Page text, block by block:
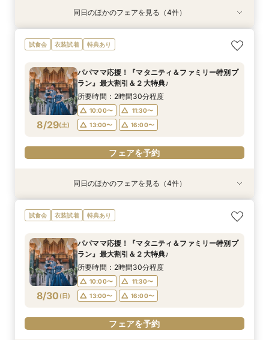
衣装試着 特典あり
8/28(金)
【ドレス重視オススメ◎】人気ドレス２５万円
OFF*来館特典×無料試食付
10:00〜
11:30〜
13:00〜
16:00〜
フェアを予約
特典あり
8/28(金)
【少人数婚応援】来館でヘアコスメ＆1万円ギフ
トGET！特典・試食フェア
10:00〜
11:30〜
13:00〜
16:00〜
フェアを予約
衣装試着 特典あり
8/28(金)
卒花オススメ◎英国伝統の大聖堂チャペル*最大
150万円割引×来館特典ギフト券１万円
10:00〜
11:30〜
13:00〜
16:00〜
フェアを予約
衣装試着 特典あり
8/28(金)
【ペット婚人気NO.1】愛犬と誓うリングドッグ演
出×豪華試食フェア*最大15大特典付き
10:00〜
11:30〜
13:00〜
16:00〜
フェアを予約
同日のほかのフェアを見る（4件）
試食会 衣装試着 特典あり
8/29(土)
パパママ応援！『マタニティ＆ファミリー特別プ
ラン』最大割引＆２大特典♪
所要時間：2時間30分程度
10:00〜
11:30〜
13:00〜
16:00〜
フェアを予約
衣装試着 特典あり
8/29(土)
【ドレス重視オススメ◎】人気ドレス２５万円
OFF*来館特典×無料試食付
10:00〜
11:30〜
13:00〜
16:00〜
フェアを予約
特典あり
8/29(土)
【少人数婚応援】来館でヘアコスメ＆1万円ギフ
トGET！特典・試食フェア
10:00〜
11:30〜
13:00〜
16:00〜
フェアを予約
衣装試着 特典あり
8/29(土)
卒花オススメ◎英国伝統の大聖堂チャペル*最大
150万円割引×来館特典ギフト券１万円
10:00〜
11:30〜
13:00〜
16:00〜
フェアを予約
衣装試着 特典あり
8/29(土)
【ペット婚人気NO.1】愛犬と誓うリングドッグ演
出×豪華試食フェア*最大15大特典付き
10:00〜
11:30〜
13:00〜
16:00〜
フェアを予約
同日のほかのフェアを見る（4件）
試食会 衣装試着 特典あり
8/30 (日)
パパママ応援！『マタニティ＆ファミリー特別プ
ラン』最大割引＆２大特典♪
所要時間：2時間30分程度
10:00〜
11:30〜
13:00〜
16:00〜
フェアを予約